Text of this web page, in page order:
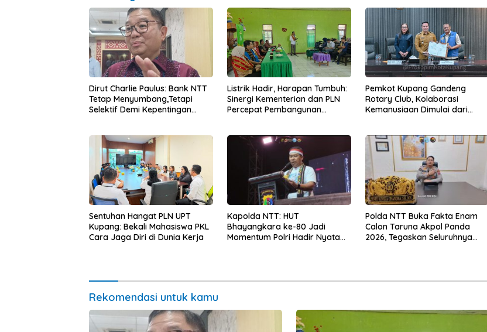
Dirut Charlie Paulus: Bank NTT
Tetap Menyumbang,Tetapi
Selektif Demi Kepentingan
Listrik Hadir, Harapan Tumbuh:
Sinergi Kementerian dan PLN
Percepat Pembangunan
Pemkot Kupang Gandeng
Rotary Club, Kolaborasi
Kemanusiaan Dimulai dari
Sentuhan Hangat PLN UPT
Kupang: Bekali Mahasiswa PKL
Cara Jaga Diri di Dunia Kerja
Kapolda NTT: HUT
Bhayangkara ke-80 Jadi
Momentum Polri Hadir Nyata
Polda NTT Buka Fakta Enam
Calon Taruna Akpol Panda
2026, Tegaskan Seluruhnya
Rekomendasi untuk kamu